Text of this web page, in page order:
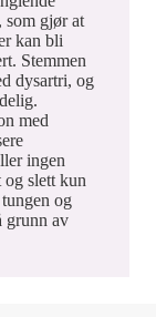
som gjør at
kan bli
Stemmen
dysartri, og
med
ingen
og slett kun
og
grunn av